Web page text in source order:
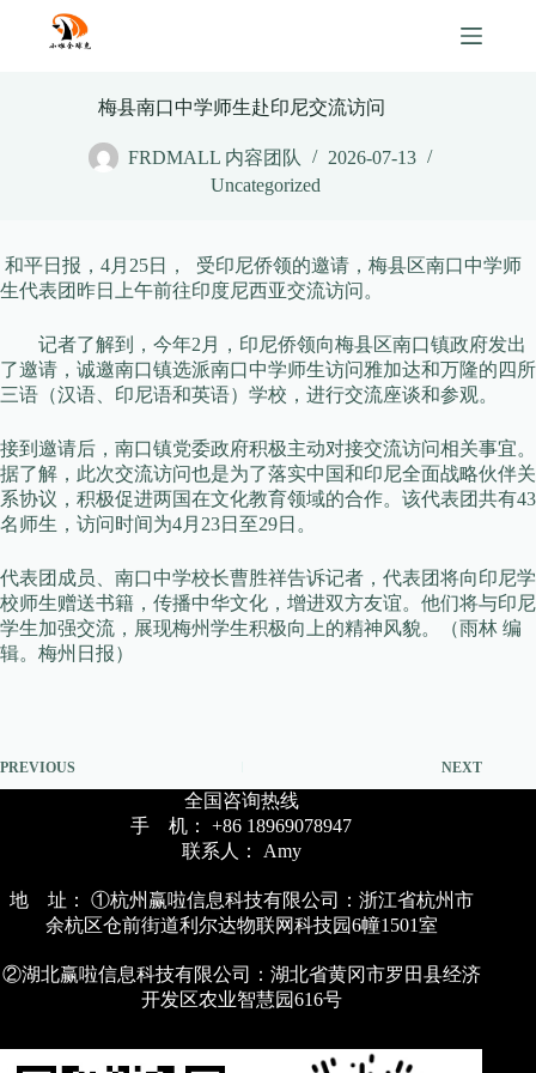
content
梅县南口中学师生赴印尼交流访问
FRDMALL 内容团队
2026-07-13
Uncategorized
和平日报，4月25日， 受印尼侨领的邀请，梅县区南口中学师
生代表团昨日上午前往印度尼西亚交流访问。
记者了解到，今年2月，印尼侨领向梅县区南口镇政府发出
了邀请，诚邀南口镇选派南口中学师生访问雅加达和万隆的四所
三语（汉语、印尼语和英语）学校，进行交流座谈和参观。
接到邀请后，南口镇党委政府积极主动对接交流访问相关事宜。
据了解，此次交流访问也是为了落实中国和印尼全面战略伙伴关
系协议，积极促进两国在文化教育领域的合作。该代表团共有43
名师生，访问时间为4月23日至29日。
代表团成员、南口中学校长曹胜祥告诉记者，代表团将向印尼学
校师生赠送书籍，传播中华文化，增进双方友谊。他们将与印尼
学生加强交流，展现梅州学生积极向上的精神风貌。（雨林 编
辑。梅州日报）
PREVIOUS NEXT
全国咨询热线
手 机： +86 18969078947
联系人： Amy
地 址： ①杭州赢啦信息科技有限公司：浙江省杭州市
余杭区仓前街道利尔达物联网科技园6幢1501室
②湖北赢啦信息科技有限公司：湖北省黄冈市罗田县经济
开发区农业智慧园616号